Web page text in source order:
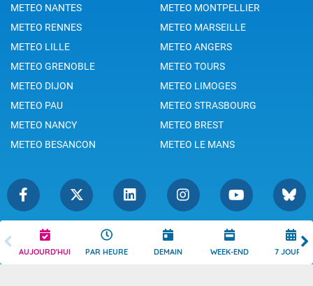
AUJOURD'HUI PAR HEURE DEMAIN WEEK-END 7 JOURS
METEO NANTES
METEO MONTPELLIER
METEO RENNES
METEO MARSEILLE
METEO LILLE
METEO ANGERS
METEO GRENOBLE
METEO TOURS
METEO DIJON
METEO LIMOGES
METEO PAU
METEO STRASBOURG
METEO NANCY
METEO BREST
METEO BESANCON
METEO LE MANS